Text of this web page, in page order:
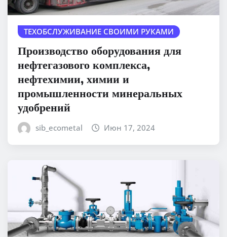
ТЕХОБСЛУЖИВАНИЕ СВОИМИ РУКАМИ
Производство оборудования для
нефтегазового комплекса,
нефтехимии, химии и
промышленности минеральных
удобрений
sib_ecometal Июн 17, 2024